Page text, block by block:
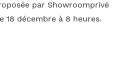
par Showroomprivé
décembre à 8 heures.